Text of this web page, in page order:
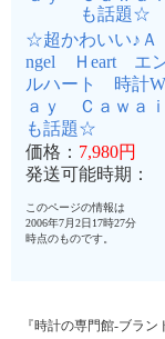
☆超かわいい♪Ａ
ngel Ｈeart エ
ルハート 時計
ａｙ Ｃａｗａ
も話題☆
価格： 7,980円
発送可能時期：
このページの情報は
2006年7月2日17時27分
時点のものです。
『時計の専門館-ブラ